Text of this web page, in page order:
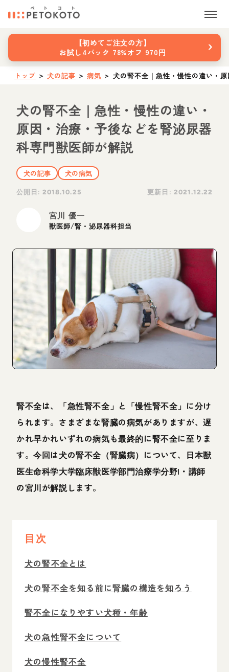
【初めてご注文の方】
お試し4パック 78%オフ 970円
›
トップ ＞ 犬の記事 ＞ 病気 ＞ 犬の腎不全｜急性・慢性の違い・
犬の腎不全｜急性・慢性の違い・
原因・治療・予後などを腎泌尿器
科専門獣医師が解説
犬の記事
犬の病気
公開日:2018.10.25 更新日: 2021.12.22
宮川 優一
獣医師/腎・泌尿器科担当
腎不全は、「急性腎不全」と「慢性腎不全」に分け
られます。さまざまな腎臓の病気がありますが、遅
かれ早かれいずれの病気も最終的に腎不全に至りま
す。今回は犬の腎不全（腎臓病）について、日本獣
医生命科学大学臨床獣医学部門治療学分野I・講師
の宮川が解説します。
目次
犬の腎不全とは
犬の腎不全を知る前に腎臓の構造を知ろう
腎不全になりやすい犬種・年齢
犬の急性腎不全について
犬の慢性腎不全